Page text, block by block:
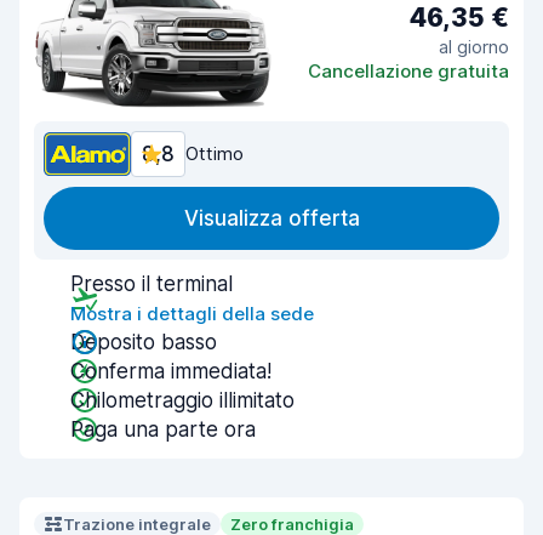
46,35 €
al giorno
Cancellazione gratuita
8,8 Ottimo
Visualizza offerta
Presso il terminal
Mostra i dettagli della sede
Deposito basso
Conferma immediata!
Chilometraggio illimitato
Paga una parte ora
Trazione integrale Zero franchigia